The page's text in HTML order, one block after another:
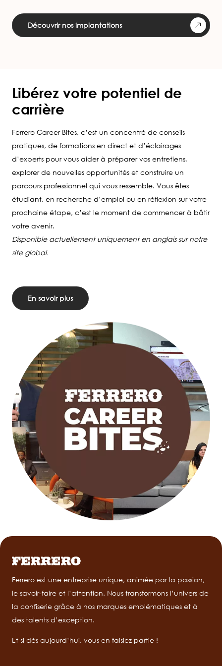
Découvrir nos implantations
Libérez votre potentiel de
carrière
Ferrero Career Bites, c’est un concentré de conseils
pratiques, de formations en direct et d’éclairages
d’experts pour vous aider à préparer vos entretiens,
explorer de nouvelles opportunités et construire un
parcours professionnel qui vous ressemble. Vous êtes
étudiant, en recherche d’emploi ou en réflexion sur votre
prochaine étape, c’est le moment de commencer à bâtir
votre avenir.
Disponible actuellement uniquement en anglais sur notre
site global.
En savoir plus
Ferrero est une entreprise unique, animée par la passion,
le savoir-faire et l’attention. Nous transformons l’univers de
la confiserie grâce à nos marques emblématiques et à
des talents d’exception.
Et si dès aujourd’hui, vous en faisiez partie !